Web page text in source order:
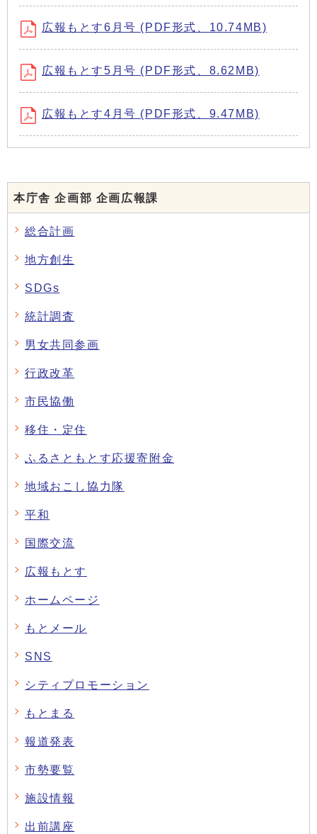
広報もとす6月号 (PDF形式、10.74MB)
広報もとす5月号 (PDF形式、8.62MB)
広報もとす4月号 (PDF形式、9.47MB)
本庁舎 企画部 企画広報課
総合計画
地方創生
SDGs
統計調査
男女共同参画
行政改革
市民協働
移住・定住
ふるさともとす応援寄附金
地域おこし協力隊
平和
国際交流
広報もとす
ホームページ
もとメール
SNS
シティプロモーション
もとまる
報道発表
市勢要覧
施設情報
出前講座